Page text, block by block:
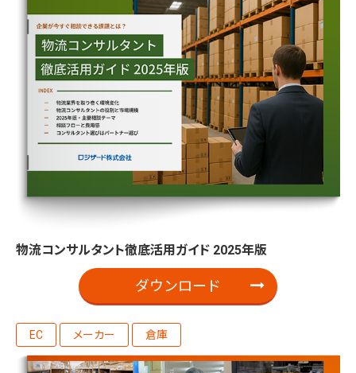
物流コンサルタント徹底活用ガイド 2025年版
ダウンロード
EC メーカー 倉庫